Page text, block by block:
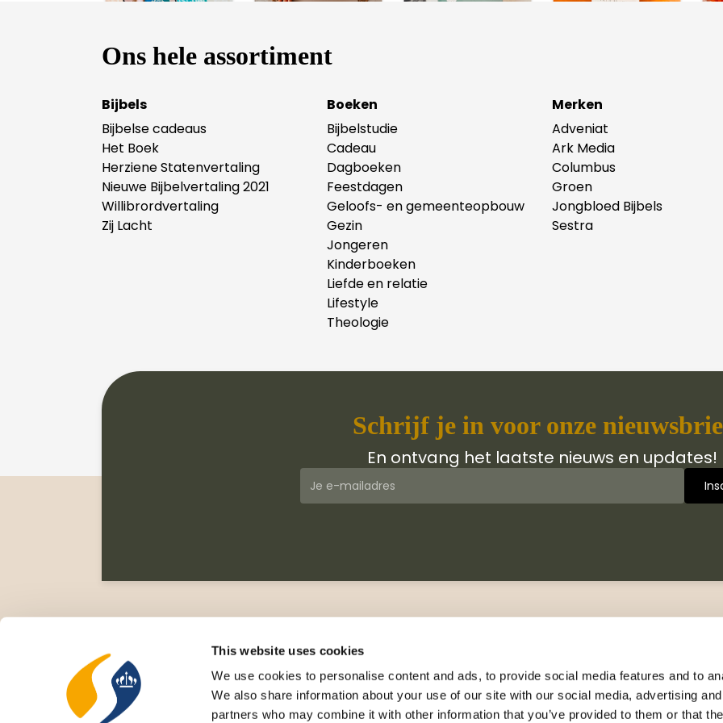
This website uses cookies
We use cookies to personalise content and ads, to provide social media features and to
We also share information about your use of our site with our social media, advertising
partners who may combine it with other information that you’ve provided to them or that
Ons hele assortiment
Bijbels
Bijbelse cadeaus
Het Boek
Herziene Statenvertaling
Nieuwe Bijbelvertaling 2021
Willibrordvertaling
Zij Lacht
Boeken
Bijbelstudie
Cadeau
Dagboeken
Feestdagen
Geloofs- en gemeenteopbouw
Gezin
Jongeren
Kinderboeken
Liefde en relatie
Lifestyle
Theologie
Merken
Adveniat
Ark Media
Columbus
Groen
Jongbloed Bijbels
Sestra
Schrijf je in voor onze
En ontvang het laatste nieuws en updates!
Veelgestelde vragen
Leveringsvoorwaarden
Privacy Statement
Retourneren
Wie zijn wij
Geschiedenis
Catalogus
Nieuwsbrieven
Neem contact met ons op
Adresgegevens